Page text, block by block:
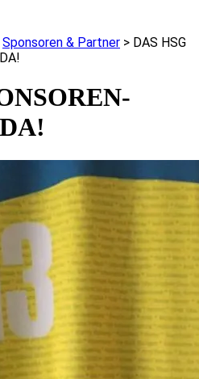
Sponsoren & Partner > DAS HSG